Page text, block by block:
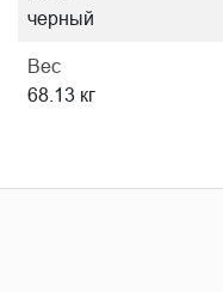
черный
Вес
68.13 кг